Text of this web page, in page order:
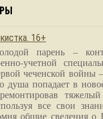
16+
парень –
учетной
чеченской войны
душа попадает в
все свои
общие сведения о